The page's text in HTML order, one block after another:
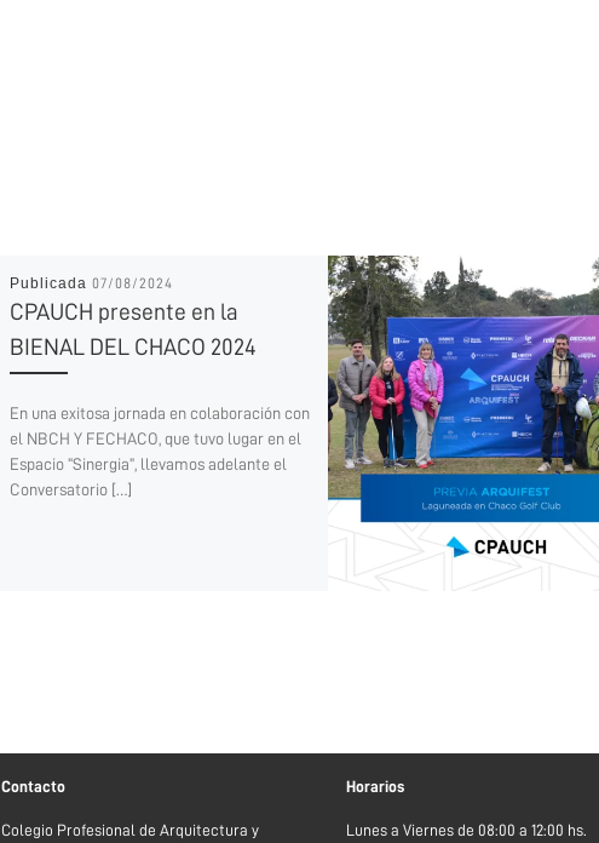
Publicada 07/08/2024
CPAUCH presente en la
BIENAL DEL CHACO 2024
En una exitosa jornada en colaboración con
el NBCH Y FECHACO, que tuvo lugar en el
Espacio “Sinergia”, llevamos adelante el
Conversatorio […]
Contacto
Colegio Profesional de Arquitectura y
Horarios
Lunes a Viernes de 08:00 a 12:00 hs.